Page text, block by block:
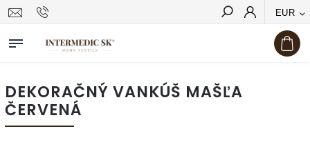
EUR
Hľadať
DEKORAČNÝ VANKÚŠ MAŠĽA
ČERVENÁ